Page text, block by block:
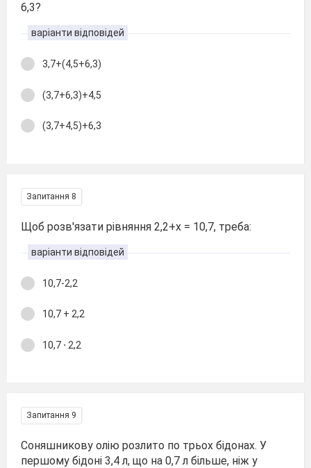
6,3?
варіанти відповідей
3,7+(4,5+6,3)
(3,7+6,3)+4,5
(3,7+4,5)+6,3
Запитання 8
Щоб розв'язати рівняння 2,2+х = 10,7, треба:
варіанти відповідей
10,7-2,2
10,7 + 2,2
10,7 ⋅ 2,2
Запитання 9
Соняшникову олію розлито по трьох бідонах. У
першому бідоні 3,4 л, що на 0,7 л більше, ніж у